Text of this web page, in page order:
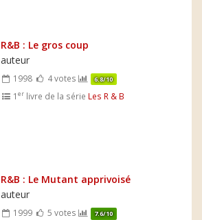
R&B : Le gros coup
auteur
1998 4 votes 6.8/10
1er livre de la série Les R & B
R&B : Le Mutant apprivoisé
auteur
1999 5 votes 7.6/10